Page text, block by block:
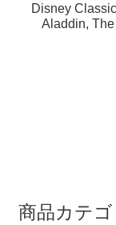
Disney
Aladdin,
商品カテゴ